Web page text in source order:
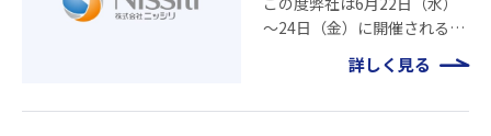
世代３Ｄプリンタ展」
出展のお知らせ
～24日（金）に開催される、
日本ものづくりワールド「次
世代３Ｄプリンタ展」に出展
詳しく見る